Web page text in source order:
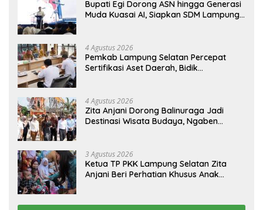
Bupati Egi Dorong ASN hingga Generasi
Muda Kuasai AI, Siapkan SDM Lampung
4 Agustus 2026
Pemkab Lampung Selatan Percepat
Sertifikasi Aset Daerah, Bidik
4 Agustus 2026
Zita Anjani Dorong Balinuraga Jadi
Destinasi Wisata Budaya, Ngaben
3 Agustus 2026
Ketua TP PKK Lampung Selatan Zita
Anjani Beri Perhatian Khusus Anak